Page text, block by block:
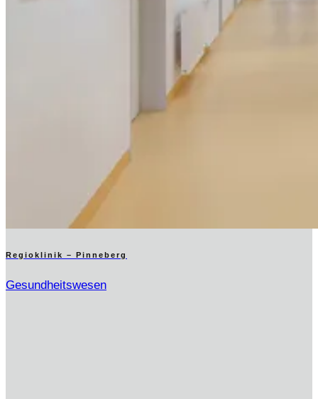
Regioklinik – Pinneberg
Gesundheitswesen